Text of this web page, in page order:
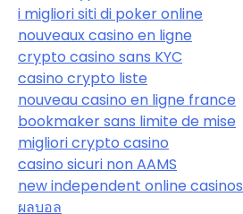
i migliori siti di poker online
nouveaux casino en ligne
crypto casino sans KYC
casino crypto liste
nouveau casino en ligne france
bookmaker sans limite de mise
migliori crypto casino
casino sicuri non AAMS
new independent online casinos
ผลบอล